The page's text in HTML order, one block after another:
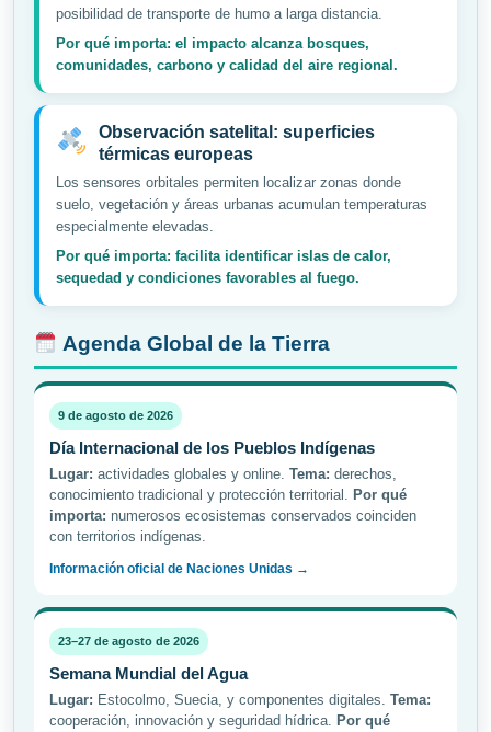
posibilidad de transporte de humo a larga distancia.
Por qué importa: el impacto alcanza bosques,
comunidades, carbono y calidad del aire regional.
Observación satelital: superficies
térmicas europeas
Los sensores orbitales permiten localizar zonas donde
suelo, vegetación y áreas urbanas acumulan temperaturas
especialmente elevadas.
Por qué importa: facilita identificar islas de calor,
sequedad y condiciones favorables al fuego.
Agenda Global de la Tierra
9 de agosto de 2026
Día Internacional de los Pueblos Indígenas
Lugar: actividades globales y online. Tema: derechos,
conocimiento tradicional y protección territorial. Por qué
importa: numerosos ecosistemas conservados coinciden
con territorios indígenas.
Información oficial de Naciones Unidas →
23–27 de agosto de 2026
Semana Mundial del Agua
Lugar: Estocolmo, Suecia, y componentes digitales. Tema:
cooperación, innovación y seguridad hídrica. Por qué